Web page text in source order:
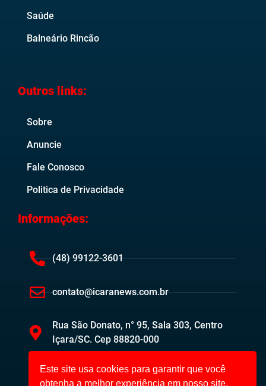
Saúde
Balneário Rincão
Outros links:
Sobre
Anuncie
Fale Conosco
Politica de Privacidade
Informações:
(48) 99122-3601
contato@icaranews.com.br
Rua São Donato, n° 95, Sala 303, Centro
Içara/SC. Cep 88820-000
Este site usa cookies para garantir que você
obtenha a melhor experiência em nosso site.